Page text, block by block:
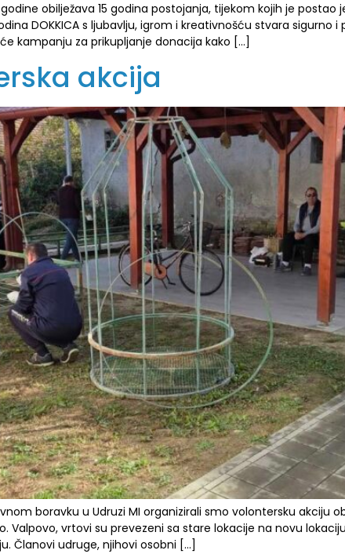
obilježava 15 godina postojanja, tijekom kojih je
DOKKICA s ljubavlju, igrom i kreativnošću stvara sigurno
kampanju za prikupljanje donacija kako […]
akcija
boravku u Udruzi MI organizirali smo volontersku akciju
Valpovo, vrtovi su prevezeni sa stare lokacije na novu
Članovi udruge, njihovi osobni […]